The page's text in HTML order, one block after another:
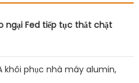
ngại Fed tiếp tục thắt chặt
khôi phục nhà máy alumin,